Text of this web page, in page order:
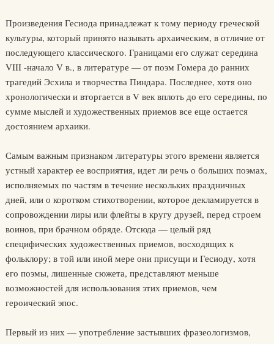
Произведения Гесиода принадлежат к тому периоду греческой
культуры, который принято называть архаическим, в отличие от
последующего классического. Границами его служат середина
VIII -начало V в., в литературе — от поэм Гомера до ранних
трагедий Эсхила и творчества Пиндара. Последнее, хотя оно
хронологически и вторгается в V век вплоть до его середины, по
сумме мыслей и художественных приемов все еще остается
достоянием архаики.
Самым важным признаком литературы этого времени является
устный характер ее восприятия, идет ли речь о больших поэмах,
исполняемых по частям в течение нескольких праздничных
дней, или о коротком стихотворении, которое декламируется в
сопровождении лиры или флейты в кругу друзей, перед строем
воинов, при брачном обряде. Отсюда — целый ряд
специфических художественных приемов, восходящих к
фольклору; в той или иной мере они присущи и Гесиоду, хотя
его поэмы, лишенные сюжета, представляют меньше
возможностей для использования этих приемов, чем
героический эпос.
Первый из них — употребление застывших фразеологизмов,